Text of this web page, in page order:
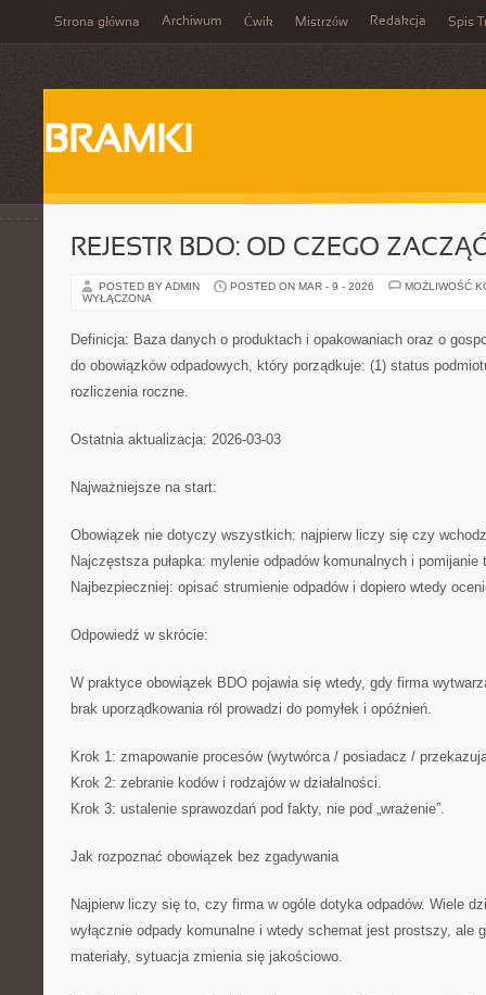
Strona główna Archiwum Ćwik Mistrzów Redakcja Spis
BRAMKI
REJESTR BDO: OD CZEGO
POSTED BY ADMIN POSTED ON MAR - 9 - 2026
MOŻLIWOŚĆ
WYŁĄCZONA
Definicja: Baza danych o produktach i opakowaniach oraz o
do obowiązków odpadowych, który porządkuje: (1) status
rozliczenia roczne.
Ostatnia aktualizacja: 2026-03-03
Najważniejsze na start:
Obowiązek nie dotyczy wszystkich: najpierw liczy się czy
Najczęstsza pułapka: mylenie odpadów komunalnych i pomijanie
Najbezpieczniej: opisać strumienie odpadów i dopiero wtedy
Odpowiedź w skrócie:
W praktyce obowiązek BDO pojawia się wtedy, gdy firma
brak uporządkowania ról prowadzi do pomyłek i opóźnień.
Krok 1: zmapowanie procesów (wytwórca / posiadacz /
Krok 2: zebranie kodów i rodzajów w działalności.
Krok 3: ustalenie sprawozdań pod fakty, nie pod „wrażenie”.
Jak rozpoznać obowiązek bez zgadywania
Najpierw liczy się to, czy firma w ogóle dotyka odpadów. Wiele
wyłącznie odpady komunalne i wtedy schemat jest prostszy, ale
materiały, sytuacja zmienia się jakościowo.